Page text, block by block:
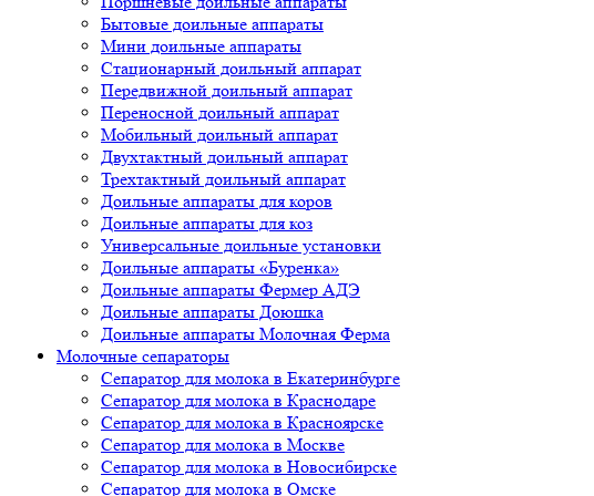
Бытовые доильные аппараты
Мини доильные аппараты
Стационарный доильный аппарат
Передвижной доильный аппарат
Переносной доильный аппарат
Мобильный доильный аппарат
Двухтактный доильный аппарат
Трехтактный доильный аппарат
Доильные аппараты для коров
Доильные аппараты для коз
Универсальные доильные установки
Доильные аппараты «Буренка»
Доильные аппараты Фермер АДЭ
Доильные аппараты Доюшка
Доильные аппараты Молочная Ферма
Молочные сепараторы
Сепаратор для молока в Екатеринбурге
Сепаратор для молока в Краснодаре
Сепаратор для молока в Красноярске
Сепаратор для молока в Москве
Сепаратор для молока в Новосибирске
Сепаратор для молока в Омске